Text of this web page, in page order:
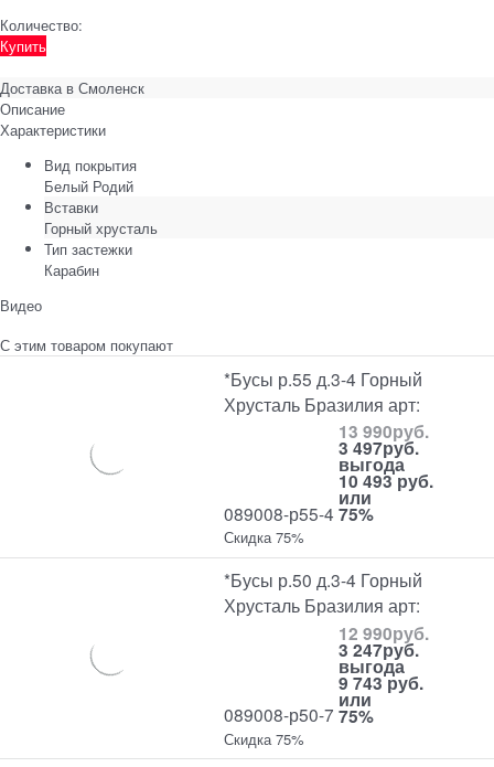
Количество:
Купить
Доставка в Смоленск
Описание
Характеристики
Вид покрытия
Белый Родий
Вставки
Горный хрусталь
Тип застежки
Карабин
Видео
С этим товаром покупают
*Бусы р.55 д.3-4 Горный
Хрусталь Бразилия арт:
089008-р55-4
13 990руб.
3 497руб.
выгода
10 493 руб.
или
75%
Скидка 75%
*Бусы р.50 д.3-4 Горный
Хрусталь Бразилия арт:
089008-р50-7
12 990руб.
3 247руб.
выгода
9 743 руб.
или
75%
Скидка 75%